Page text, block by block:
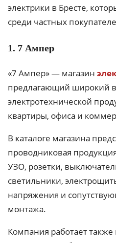
электрики в Бресте,
среди частных
1. 7 Ампер
«7 Ампер» — магазин
предлагающий широкий
электротехнической
квартиры, офиса и
В каталоге магазина
проводниковая
УЗО, розетки,
светильники,
напряжения и
монтажа.
Компания работает также